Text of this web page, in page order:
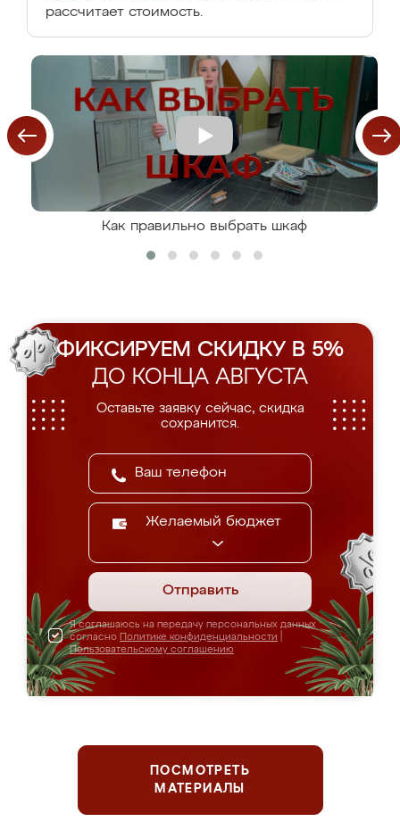
рассчитает стоимость.
Как правильно выбрать шкаф
ФИКСИРУЕМ СКИДКУ В 5%
ДО КОНЦА АВГУСТА
Оставьте заявку сейчас, скидка
сохранится.
Желаемый бюджет
Отправить
Я соглашаюсь на передачу персональных данных
согласно Политике конфиденциальности
Пользовательскому соглашению
ПОСМОТРЕТЬ
МАТЕРИАЛЫ